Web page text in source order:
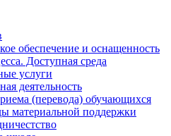
обеспечение и оснащенность
Доступная среда
услуги
деятельность
(перевода) обучающихся
материальной поддержки